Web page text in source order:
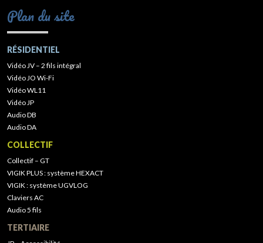
Plan du site
RÉSIDENTIEL
Vidéo JV – 2 fils intégral
Vidéo JO Wi-Fi
Vidéo WL11
Vidéo JP
Audio DB
Audio DA
COLLECTIF
Collectif – GT
VIGIK PLUS : système HEXACT
VIGIK : système UGVLOG
Claviers AC
Audio 5 fils
TERTIAIRE